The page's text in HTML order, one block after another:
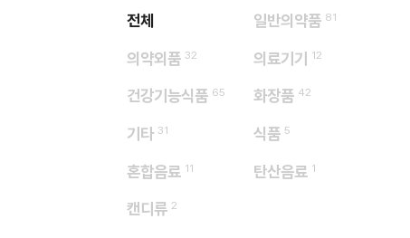
전체 일반의약품 81
의약외품 32 의료기기 12
건강기능식품 65 화장품 42
기타 31 식품 5
혼합음료 11 탄산음료 1
캔디류 2